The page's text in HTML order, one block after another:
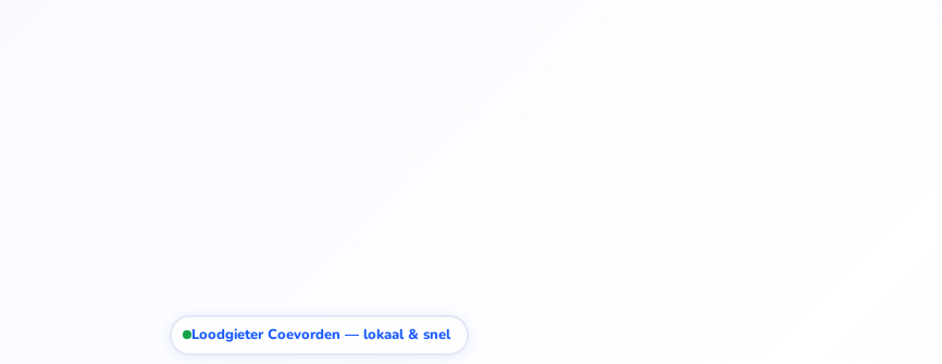
Loodgieter Coevorden — lokaal & snel